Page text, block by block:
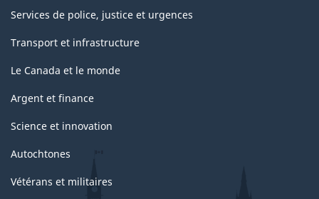
Services de police, justice et urgences
Transport et infrastructure
Le Canada et le monde
Argent et finance
Science et innovation
Autochtones
Vétérans et militaires